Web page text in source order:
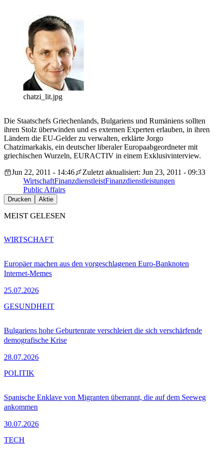
chatzi_lit.jpg
Die Staatschefs Griechenlands, Bulgariens und Rumäniens sollten
ihren Stolz überwinden und es externen Experten erlauben, in ihren
Ländern die EU-Gelder zu verwalten, erklärte Jorgo
Chatzimarkakis, ein deutscher liberaler Europaabgeordneter mit
griechischen Wurzeln, EURACTIV in einem Exklusivinterview.
Jun 22, 2011 - 14:46
Zuletzt aktualisiert: Jun 23, 2011 - 09:33
WirtschaftFinanzdienstleistFinanzdienstleistungen
Public Affairs
Drucken Aktie
MEIST GELESEN
Europäer machen aus den vorgeschlagenen Euro-Banknoten
Internet-Memes
25.07.2026
WIRTSCHAFT
Bulgariens hohe Geburtenrate verschleiert die sich verschärfende
demografische Krise
28.07.2026
GESUNDHEIT
Spanische Enklave von Migranten überrannt, die auf dem Seeweg
ankommen
30.07.2026
POLITIK
TECH